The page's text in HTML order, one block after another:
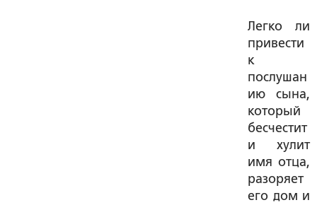
Легко ли
привести
к
послушан
ию сына,
который
бесчестит
и хулит
имя отца,
разоряет
его дом и